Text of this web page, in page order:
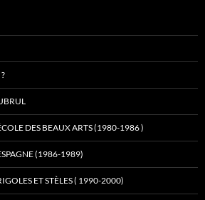
DES BEAUX ARTS (1980-1986 )
(1986-1989)
ET STÈLES ( 1990-2000)